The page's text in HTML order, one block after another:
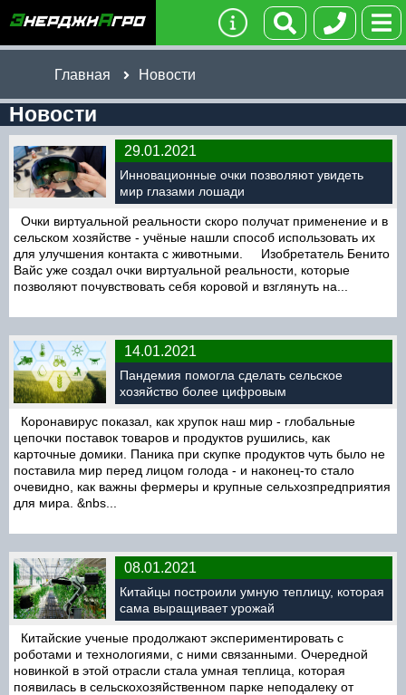
Главная Новости
Новости
29.01.2021
Инновационные очки позволяют увидеть
мир глазами лошади
Очки виртуальной реальности скоро получат применение и в
сельском хозяйстве - учёные нашли способ использовать их
для улучшения контакта с животными. Изобретатель Бенито
Вайс уже создал очки виртуальной реальности, которые
позволяют почувствовать себя коровой и взглянуть на...
14.01.2021
Пандемия помогла сделать сельское
хозяйство более цифровым
Коронавирус показал, как хрупок наш мир - глобальные
цепочки поставок товаров и продуктов рушились, как
карточные домики. Паника при скупке продуктов чуть было не
поставила мир перед лицом голода - и наконец-то стало
очевидно, как важны фермеры и крупные сельхозпредприятия
для мира. &nbs...
08.01.2021
Китайцы построили умную теплицу, которая
сама выращивает урожай
Китайские ученые продолжают экспериментировать с
роботами и технологиями, с ними связанными. Очередной
новинкой в этой отрасли стала умная теплица, которая
появилась в сельскохозяйственном парке неподалеку от